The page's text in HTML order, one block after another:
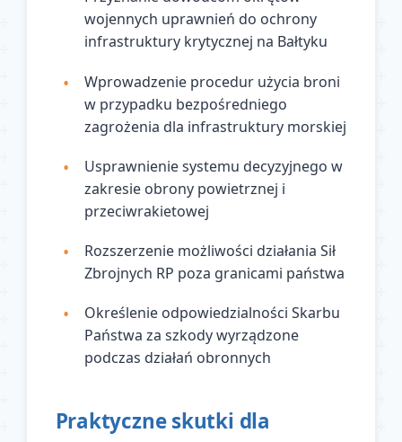
wojennych uprawnień do ochrony
infrastruktury krytycznej na Bałtyku
Wprowadzenie procedur użycia broni
w przypadku bezpośredniego
zagrożenia dla infrastruktury morskiej
Usprawnienie systemu decyzyjnego w
zakresie obrony powietrznej i
przeciwrakietowej
Rozszerzenie możliwości działania Sił
Zbrojnych RP poza granicami państwa
Określenie odpowiedzialności Skarbu
Państwa za szkody wyrządzone
podczas działań obronnych
Praktyczne skutki dla